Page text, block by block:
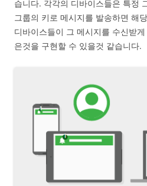
습니다. 각각의 디바이스들은 특정
그룹의 키로 메시지를 발송하면 해
디바이스들이 그 메시지를 수신받
은것을 구현할 수 있을것 같습니다.